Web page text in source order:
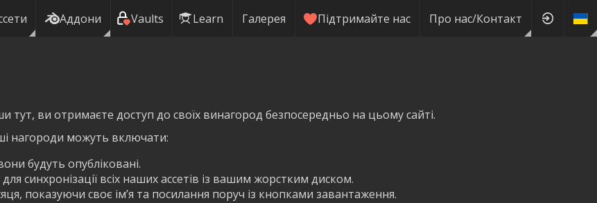
Аддони Vaults Learn Галерея Підтримайте нас Про нас/Контакт
тут, ви отримаєте доступ до своїх винагород безпосередньо на цьому сайті.
нагороди можуть включати:
будуть опубліковані.
синхронізації всіх наших ассетів із вашим жорстким диском.
показуючи своє ім’я та посилання поруч із кнопками завантаження.